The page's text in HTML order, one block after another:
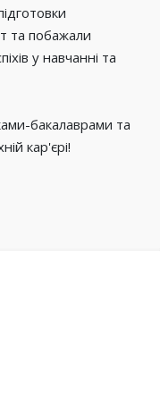
та побажали
у навчанні та
бакалаврами та
кар'єрі!